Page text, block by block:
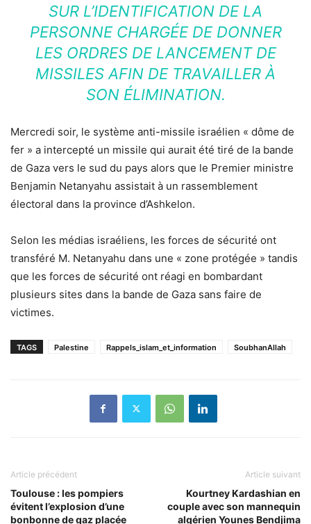
SUR L’IDENTIFICATION DE LA
PERSONNE CHARGÉE DE DONNER
LES ORDRES DE LANCEMENT DE
MISSILES AFIN DE TRAVAILLER À
SON ÉLIMINATION.
Mercredi soir, le système anti-missile israélien « dôme de
fer » a intercepté un missile qui aurait été tiré de la bande
de Gaza vers le sud du pays alors que le Premier ministre
Benjamin Netanyahu assistait à un rassemblement
électoral dans la province d’Ashkelon.
Selon les médias israéliens, les forces de sécurité ont
transféré M. Netanyahu dans une « zone protégée » tandis
que les forces de sécurité ont réagi en bombardant
plusieurs sites dans la bande de Gaza sans faire de
victimes.
TAGS Palestine Rappels_islam_et_information SoubhanAllah
Article précédent
Toulouse : les pompiers
évitent l’explosion d’une
bonbonne de gaz placée
Article suivant
Kourtney Kardashian en
couple avec son mannequin
algérien Younes Bendjima